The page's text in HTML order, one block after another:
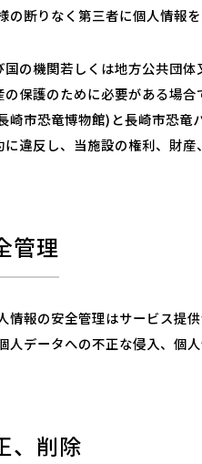
の断りなく第三者に個人情報
の機関若しくは地方公共団
保護のために必要がある場
崎市恐竜博物館)と長崎市恐竜
違反し、当施設の権利、財
管理
情報の安全管理はサービス提
人データへの不正な侵入、個
、削除